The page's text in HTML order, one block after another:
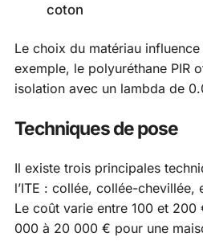
coton
Le choix du matériau
exemple, le polyuréthane PIR
isolation avec un lambda de
Techniques de pose
Il existe trois principales
l’ITE : collée, collée-chevillée,
Le coût varie entre 100 et 200
000 à 20 000 € pour une